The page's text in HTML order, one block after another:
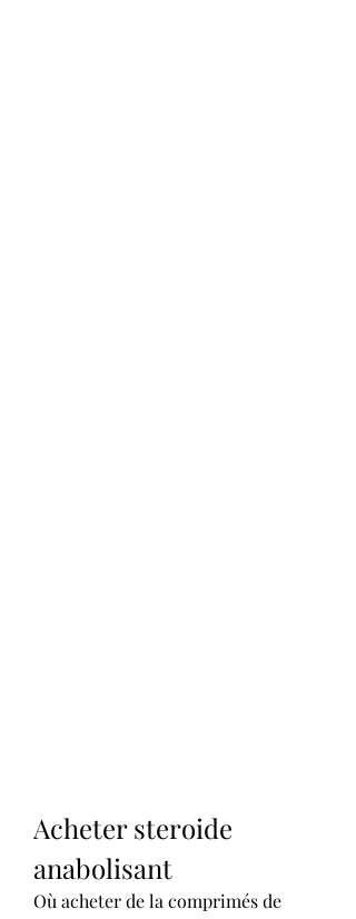
Acheter steroide
anabolisant
Où acheter de la comprimés de